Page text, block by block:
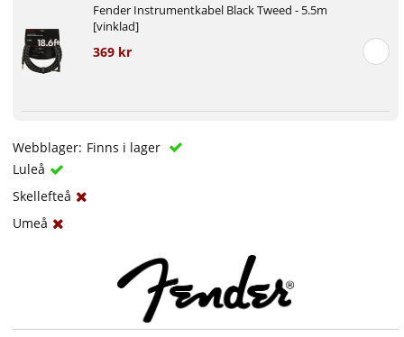
Fender Instrumentkabel Black Tweed - 5.5m
[vinklad]
369 kr
Webblager: Finns i lager
Luleå
Skellefteå
Umeå